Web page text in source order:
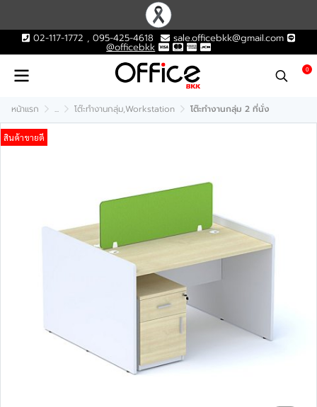
02-117-1772 , 095-425-4618 sale.officebkk@gmail.com
@officebkk
0
หน้าแรก ... โต๊ะทำงานกลุ่ม,Workstation โต๊ะทำงานกลุ่ม 2 ที่นั่ง
สินค้าขายดี